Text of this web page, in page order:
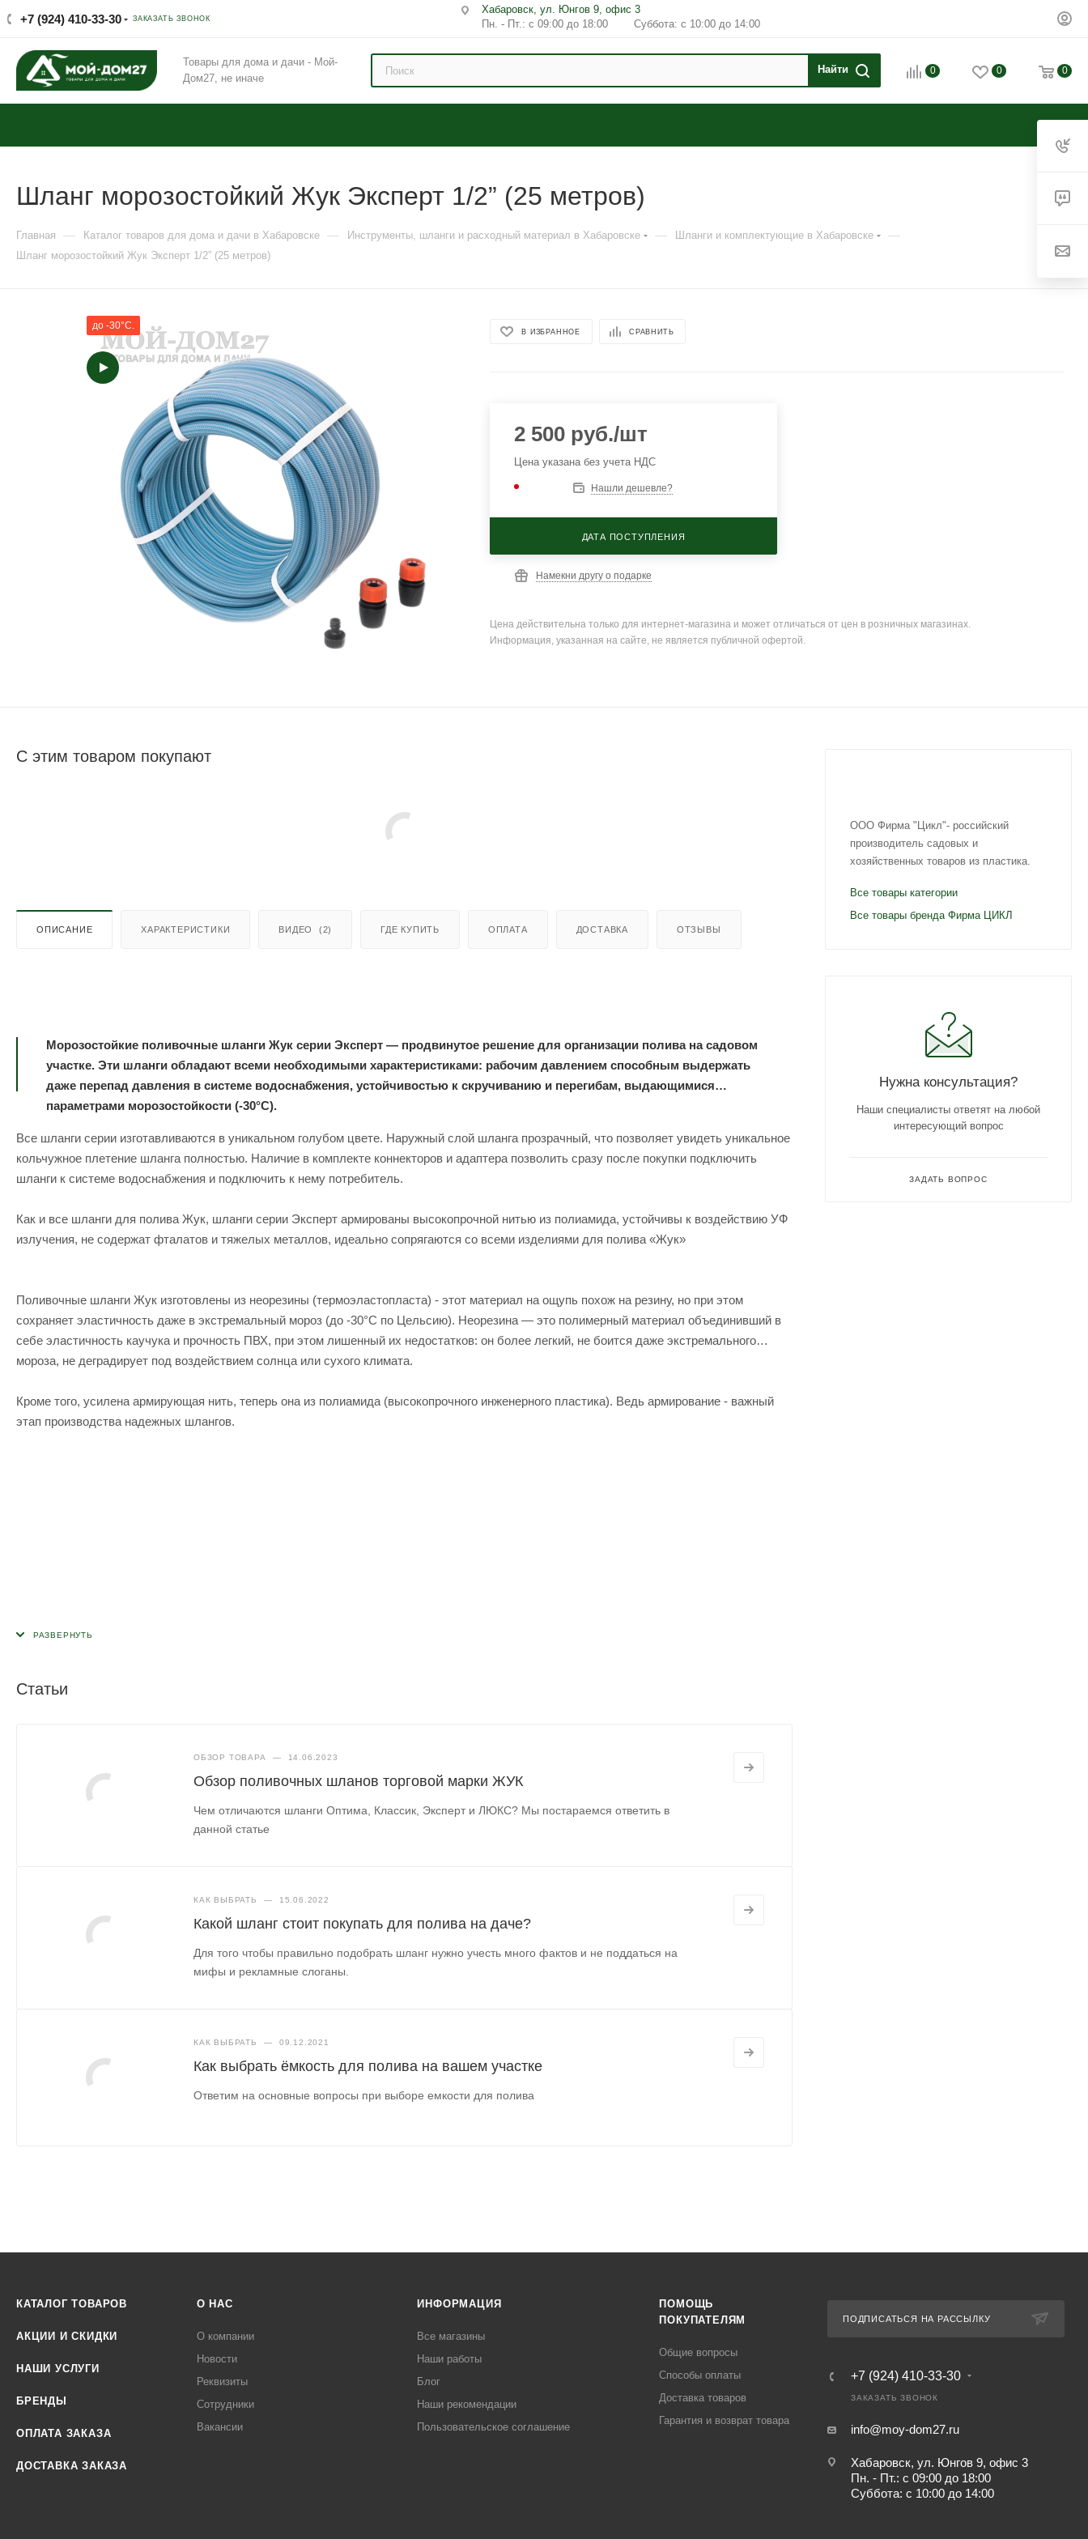
+7 (924) 410-33-30 ЗАКАЗАТЬ ЗВОНОК
Хабаровск, ул. Юнгов 9, офис 3
Пн. - Пт.: с 09:00 до 18:00 Суббота: с 10:00 до 14:00
Товары для дома и дачи - Мой-
Дом27, не иначе
0 0 0
Шланг морозостойкий Жук Эксперт 1/2” (25 метров)
Главная — Каталог товаров для дома и дачи в Хабаровске — Инструменты, шланги и расходный материал в Хабаровске — Шланги и комплектующие в Хабаровске —
Шланг морозостойкий Жук Эксперт 1/2” (25 метров)
до -30°C.
В ИЗБРАННОЕ СРАВНИТЬ
2 500 руб./шт
Цена указана без учета НДС
Нашли дешевле?
ДАТА ПОСТУПЛЕНИЯ
Намекни другу о подарке
Цена действительна только для интернет-магазина и может отличаться от цен в розничных магазинах.
Информация, указанная на сайте, не является публичной офертой.
С этим товаром покупают
ОПИСАНИЕ ХАРАКТЕРИСТИКИ ВИДЕО (2) ГДЕ КУПИТЬ ОПЛАТА ДОСТАВКА ОТЗЫВЫ
Морозостойкие поливочные шланги Жук серии Эксперт — продвинутое решение для организации полива на садовом
участке. Эти шланги обладают всеми необходимыми характеристиками: рабочим давлением способным выдержать
даже перепад давления в системе водоснабжения, устойчивостью к скручиванию и перегибам, выдающимися
параметрами морозостойкости (-30°C).
Все шланги серии изготавливаются в уникальном голубом цвете. Наружный слой шланга прозрачный, что позволяет увидеть уникальное
кольчужное плетение шланга полностью. Наличие в комплекте коннекторов и адаптера позволить сразу после покупки подключить
шланги к системе водоснабжения и подключить к нему потребитель.
Как и все шланги для полива Жук, шланги серии Эксперт армированы высокопрочной нитью из полиамида, устойчивы к воздействию УФ
излучения, не содержат фталатов и тяжелых металлов, идеально сопрягаются со всеми изделиями для полива «Жук»
Поливочные шланги Жук изготовлены из неорезины (термоэластопласта) - этот материал на ощупь похож на резину, но при этом
сохраняет эластичность даже в экстремальный мороз (до -30°C по Цельсию). Неорезина — это полимерный материал объединивший в
себе эластичность каучука и прочность ПВХ, при этом лишенный их недостатков: он более легкий, не боится даже экстремального
мороза, не деградирует под воздействием солнца или сухого климата.
Кроме того, усилена армирующая нить, теперь она из полиамида (высокопрочного инженерного пластика). Ведь армирование - важный
этап производства надежных шлангов.
Статьи
ОБЗОР ТОВАРА — 14.06.2023
Обзор поливочных шланов торговой марки ЖУК
Чем отличаются шланги Оптима, Классик, Эксперт и ЛЮКС? Мы постараемся ответить в
данной статье
КАК ВЫБРАТЬ — 15.06.2022
Какой шланг стоит покупать для полива на даче?
Для того чтобы правильно подобрать шланг нужно учесть много фактов и не поддаться на
мифы и рекламные слоганы.
КАК ВЫБРАТЬ — 09.12.2021
Как выбрать ёмкость для полива на вашем участке
Ответим на основные вопросы при выборе емкости для полива
ООО Фирма "Цикл"- российский
производитель садовых и
хозяйственных товаров из пластика.
Все товары категории
Все товары бренда Фирма ЦИКЛ
Нужна консультация?
Наши специалисты ответят на любой
интересующий вопрос
ЗАДАТЬ ВОПРОС
КАТАЛОГ ТОВАРОВ
АКЦИИ И СКИДКИ
НАШИ УСЛУГИ
БРЕНДЫ
ОПЛАТА ЗАКАЗА
ДОСТАВКА ЗАКАЗА
О НАС
О компании
Новости
Реквизиты
Сотрудники
Вакансии
ИНФОРМАЦИЯ
Все магазины
Наши работы
Блог
Наши рекомендации
Пользовательское соглашение
ПОМОЩЬ
ПОКУПАТЕЛЯМ
Общие вопросы
Способы оплаты
Доставка товаров
Гарантия и возврат товара
ПОДПИСАТЬСЯ НА РАССЫЛКУ
+7 (924) 410-33-30
ЗАКАЗАТЬ ЗВОНОК
info@moy-dom27.ru
Хабаровск, ул. Юнгов 9, офис 3
Пн. - Пт.: с 09:00 до 18:00
Суббота: с 10:00 до 14:00